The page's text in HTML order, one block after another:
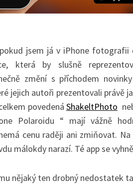
jsem já v iPhone fotografii
která by slušně
změní s příchodem novinky
jejich autoři prezentovali právě
povedená ShakeltPhoto
Polaroidu “ mají vážně
cenu raději ani zmiňovat.
málokdy narazí. Té app se
nějaký ten drobný nedostatek